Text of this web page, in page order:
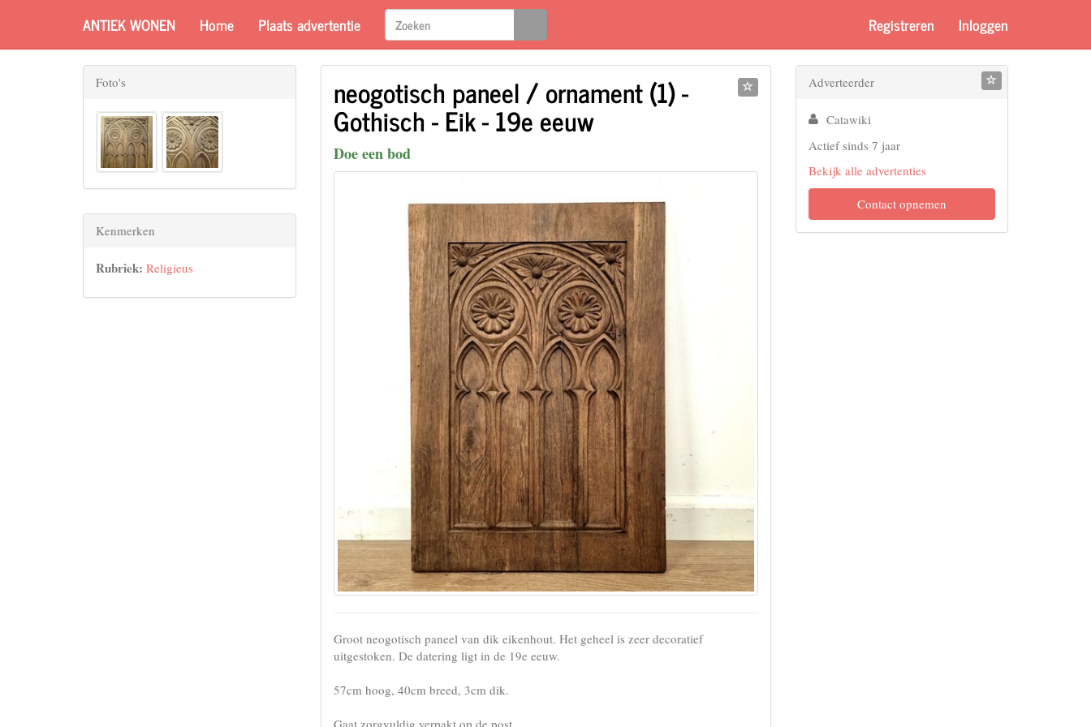
ANTIEK WONEN Home Plaats advertentie Registreren Inloggen
neogotisch paneel / ornament (1) -
Gothisch - Eik - 19e eeuw
Doe een bod
Groot neogotisch paneel van dik eikenhout. Het geheel is zeer decoratief
uitgestoken. De datering ligt in de 19e eeuw.
57cm hoog, 40cm breed, 3cm dik.
Gaat zorgvuldig verpakt op de post.
Foto's
Kenmerken
Rubriek: Religieus
Adverteerder
Catawiki
Actief sinds 7 jaar
Bekijk alle advertenties
Contact opnemen